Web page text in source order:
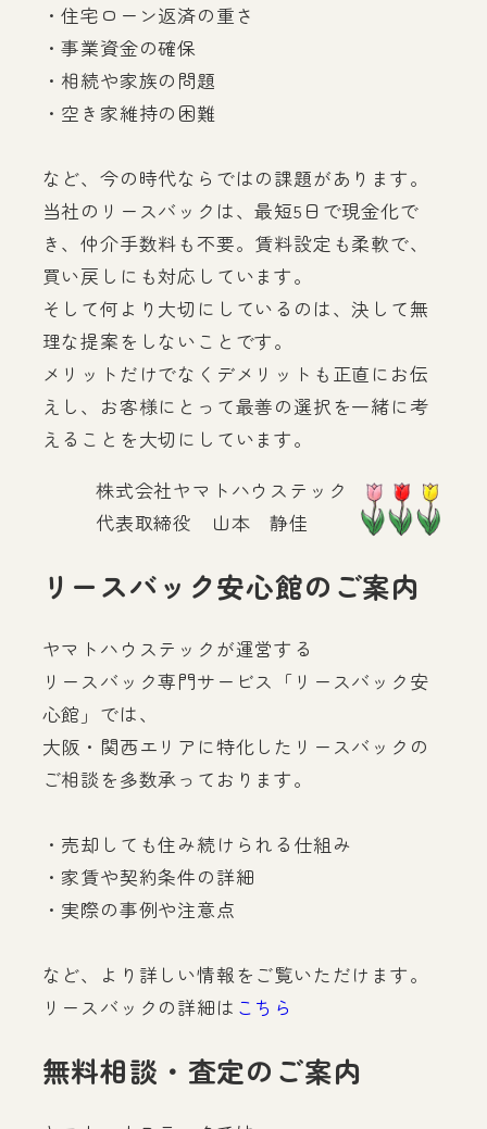
・住宅ローン返済の重さ
・事業資金の確保
・相続や家族の問題
・空き家維持の困難
など、今の時代ならではの課題があります。
当社のリースバックは、最短5日で現金化で
き、仲介手数料も不要。賃料設定も柔軟で、
買い戻しにも対応しています。
そして何より大切にしているのは、決して無
理な提案をしないことです。
メリットだけでなくデメリットも正直にお伝
えし、お客様にとって最善の選択を一緒に考
えることを大切にしています。
株式会社ヤマトハウステック
代表取締役 山本 静佳
リースバック安心館のご案内
ヤマトハウステックが運営する
リースバック専門サービス「リースバック安
心館」では、
大阪・関西エリアに特化したリースバックの
ご相談を多数承っております。
・売却しても住み続けられる仕組み
・家賃や契約条件の詳細
・実際の事例や注意点
など、より詳しい情報をご覧いただけます。
リースバックの詳細は こちら
無料相談・査定のご案内